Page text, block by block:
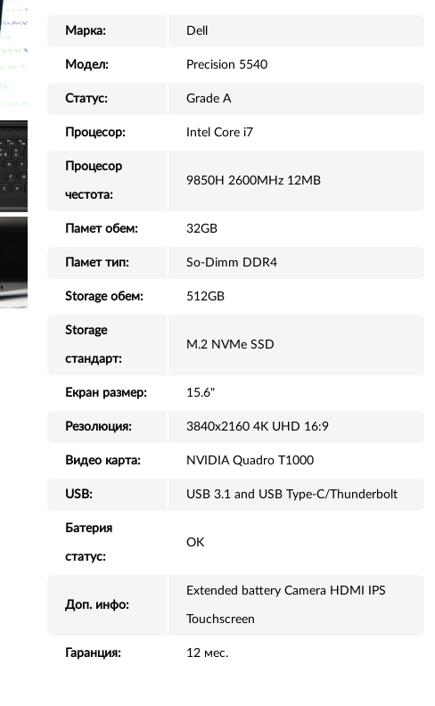
Марка: Dell
Модел: Precision 5540
Статус: Grade A
Процесор: Intel Core i7
Процесор
честота:
9850H 2600MHz 12MB
Памет обем: 32GB
Памет тип: So-Dimm DDR4
Storage обем: 512GB
Storage
стандарт:
M.2 NVMe SSD
Екран размер: 15.6"
Резолюция: 3840x2160 4K UHD 16:9
Видео карта: NVIDIA Quadro T1000
USB: USB 3.1 and USB Type-C/Thunderbolt
Батерия
статус:
OK
Доп. инфо:
Extended battery Camera HDMI IPS
Touchscreen
Гаранция: 12 мес.